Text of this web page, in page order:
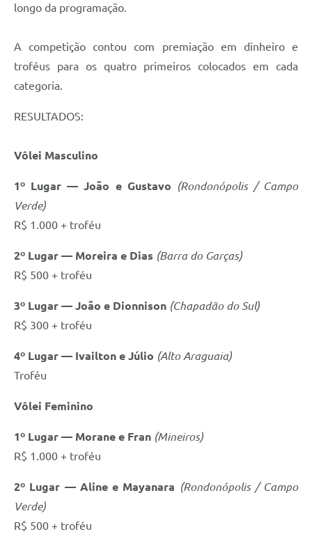
longo da programação.
A competição contou com premiação em dinheiro e
troféus para os quatro primeiros colocados em cada
categoria.
RESULTADOS:
Vôlei Masculino
1º Lugar — João e Gustavo
(Rondonópolis / Campo
Verde)
R$ 1.000 + troféu
2º Lugar — Moreira e Dias (Barra do Garças)
R$ 500 + troféu
3º Lugar — João e Dionnison (Chapadão do Sul)
R$ 300 + troféu
4º Lugar — Ivailton e Júlio (Alto Araguaia)
Troféu
Vôlei Feminino
1º Lugar — Morane e Fran (Mineiros)
R$ 1.000 + troféu
2º Lugar — Aline e Mayanara (Rondonópolis / Campo
Verde)
R$ 500 + troféu